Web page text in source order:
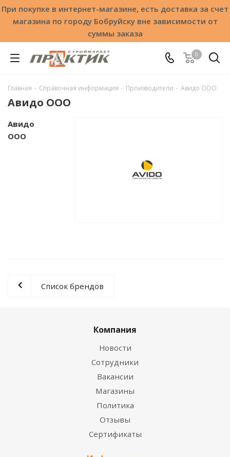
При покупке в интернет-магазине, есть доставка за счет
магазина по городу Бобруйску вне зависимости от
суммы заказа
0
Главная - Справочная информация - Производители - Авидо ООО
Авидо ООО
Авидо
ООО
Список брендов
Компания
Новости
Сотрудники
Вакансии
Магазины
Политика
Отзывы
Сертификаты